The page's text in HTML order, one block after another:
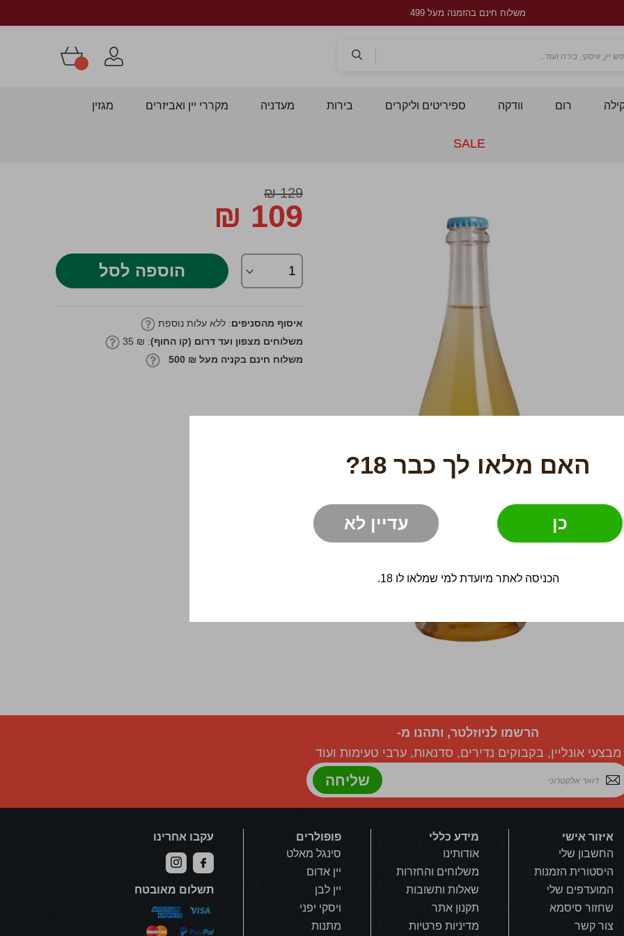
האם מלאו לך כבר 18?
כן עדיין לא
הכניסה לאתר מיועדת למי שמלאו לו 18.
משלוח חינם בהזמנה מעל 499
רום וודקה ספיריטים וליקרים בירות מעדניה מקררי יין ואביזרים מגזין
SALE
לדלג
להתחלה
של
תמונות
129 ₪
Special
109 ₪
הוספה לסל
איסוף מהסניפים: ללא עלות נוספת
משלוחים מצפון ועד דרום (קו החוף): ₪ 35
משלוח חינם בקניה מעל ₪ 500
הרשמו לניוזלטר, ותהנו מ-
מבצעי אונליין, בקבוקים נדירים, סדנאות, ערבי טעימות ועוד
שליחה
איזור אישי
החשבון שלי
היסטורית הזמנות
המועדפים שלי
שחזור סיסמא
צור קשר
מידע כללי
אודותינו
משלוחים והחזרות
שאלות ותשובות
תקנון אתר
מדיניות פרטיות
פופולרים
סינגל מאלט
יין אדום
יין לבן
ויסקי יפני
מתנות
עקבו אחרינו
תשלום מאובטח